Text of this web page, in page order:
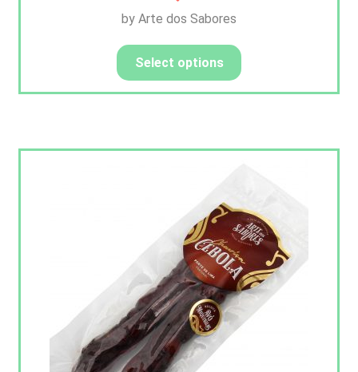
by Arte dos Sabores
Select options